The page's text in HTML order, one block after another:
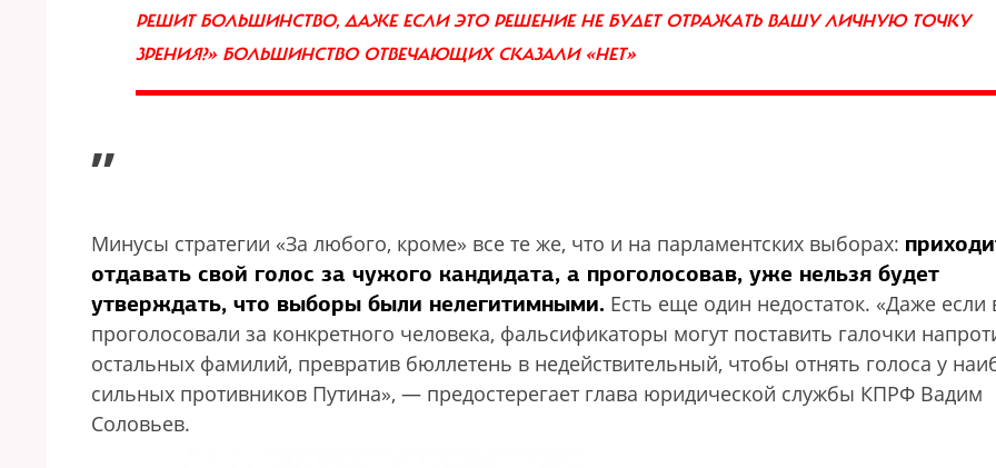
РЕШИТ БОЛЬШИНСТВО, ДАЖЕ ЕСЛИ ЭТО РЕШЕНИЕ НЕ БУДЕТ ОТРАЖАТЬ ВАШУ ЛИЧНУЮ ТОЧКУ
ЗРЕНИЯ?» БОЛЬШИНСТВО ОТВЕЧАЮЩИХ СКАЗАЛИ «НЕТ»
”
Минусы стратегии «За любого, кроме» все те же, что и на парламентских выборах:
отдавать свой голос за чужого кандидата, а проголосовав, уже нельзя будет
утверждать, что выборы были нелегитимными. Есть еще один недостаток. «Даже если
проголосовали за конкретного человека, фальсификаторы могут поставить галочки
остальных фамилий, превратив бюллетень в недействительный, чтобы отнять голоса у
сильных противников Путина», — предостерегает глава юридической службы КПРФ Вадим
Соловьев.